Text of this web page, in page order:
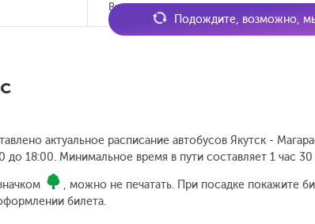
Время отправления
актуальное расписание автобусов Якутск -
до 18:00. Минимальное время в пути составляет 1 час 30
, можно не печатать. При посадке покажите
билета.
Подождите, возможно,